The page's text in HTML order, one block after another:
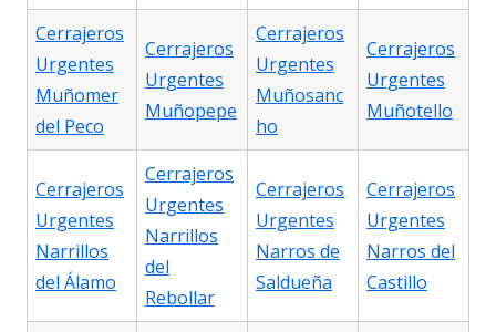
Cerrajeros
Urgentes
Muñomer
del Peco
Cerrajeros
Urgentes
Muñopepe
Cerrajeros
Urgentes
Muñosanc
ho
Cerrajeros
Urgentes
Muñotello
Cerrajeros
Urgentes
Narrillos
del Álamo
Cerrajeros
Urgentes
Narrillos
del
Rebollar
Cerrajeros
Urgentes
Narros de
Saldueña
Cerrajeros
Urgentes
Narros del
Castillo